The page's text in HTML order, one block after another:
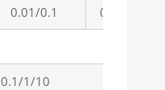
0.01/0.1
0.01/0.1
0.1/1/10